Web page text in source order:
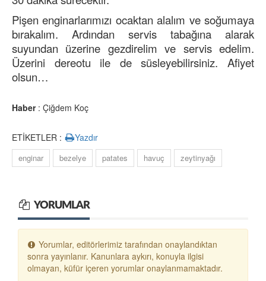
Pişen enginarlarımızı ocaktan alalım ve soğumaya
bırakalım. Ardından servis tabağına alarak
suyundan üzerine gezdirelim ve servis edelim.
Üzerini dereotu ile de süsleyebilirsiniz. Afiyet
olsun…
Haber: Çiğdem Koç
ETİKETLER : Yazdır
enginar bezelye patates havuç zeytinyağı
YORUMLAR
Yorumlar, editörlerimiz tarafından onaylandıktan
sonra yayınlanır. Kanunlara aykırı, konuyla ilgisi
olmayan, küfür içeren yorumlar onaylanmamaktadır.